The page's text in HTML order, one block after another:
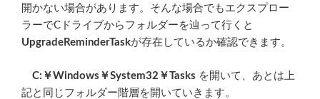
開かない場合があります。そんな場合でもエクスプロー
ラーでCドライブからフォルダーを辿って行くと
UpgradeReminderTaskが存在しているか確認できます。
C:￥Windows￥System32￥Tasks を開いて、あとは上
記と同じフォルダー階層を開いていきます。